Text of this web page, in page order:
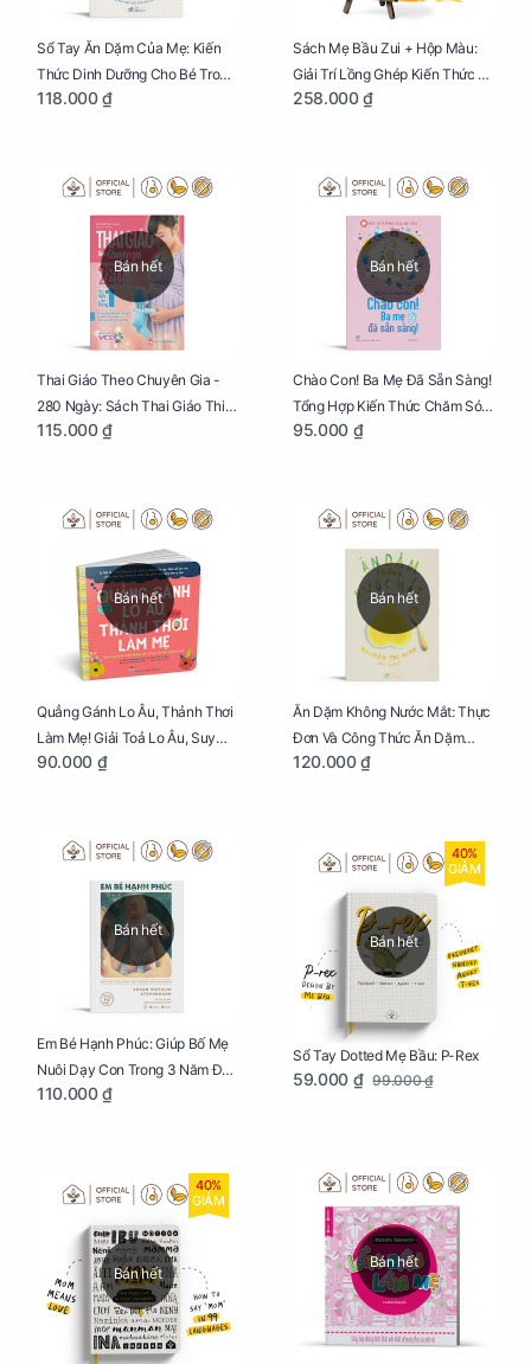
Sổ Tay Ăn Dặm Của Mẹ: Kiến
Thức Dinh Dưỡng Cho Bé Trong
Tuổi Ăn Dặm
118.000 ₫
Sách Mẹ Bầu Zui + Hộp Màu:
Giải Trí Lồng Ghép Kiến Thức Và
Lời Khuyên Mang Thai Bổ Ích
258.000 ₫
Bán hết
Thai Giáo Theo Chuyên Gia -
280 Ngày: Sách Thai Giáo Thiết
Thực Nhất Cho Mẹ Bầu
115.000 ₫
Bán hết
Chào Con! Ba Mẹ Đã Sẵn Sàng!
Tổng Hợp Kiến Thức Chăm Sóc
Trẻ Sơ Sinh
95.000 ₫
Bán hết
Quẳng Gánh Lo Âu, Thảnh Thơi
Làm Mẹ! Giải Toả Lo Âu, Suy
Nghĩ Tiêu Cực Cho Mẹ
90.000 ₫
Bán hết
Ăn Dặm Không Nước Mắt: Thực
Đơn Và Công Thức Ăn Dặm
Kiểu Nhật
120.000 ₫
Bán hết
Em Bé Hạnh Phúc: Giúp Bố Mẹ
Nuôi Dạy Con Trong 3 Năm Đầu
Đời
110.000 ₫
Bán hết
40%
GIẢM
Sổ Tay Dotted Mẹ Bầu: P-Rex
59.000 ₫ 99.000 ₫
Bán hết
40%
GIẢM
Bán hết